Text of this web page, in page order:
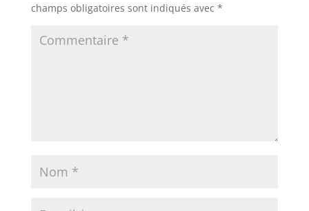
champs obligatoires sont indiqués avec *